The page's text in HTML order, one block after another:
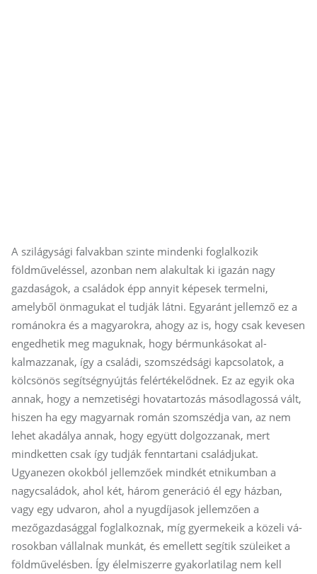
A szilágysági falvakban szinte mindenki foglalkozik
földműveléssel, azonban nem alakultak ki igazán nagy
gazdaságok, a családok épp annyit képesek termelni,
amelyből önmagukat el tudják látni. Egyaránt jellemző ez a
románokra és a magyarokra, ahogy az is, hogy csak kevesen
engedhetik meg maguknak, hogy bérmunkásokat al­
kalmazzanak, így a csa­ládi, szomszédsági kap­csolatok, a
kölcsönös segítségnyújtás felértékelődnek. Ez az egyik oka
annak, hogy a nemzetiségi hovatartozás másodlagossá vált,
hiszen ha egy magyarnak román szomszédja van, az nem
lehet akadálya annak, hogy együtt dolgozzanak, mert
mindketten csak így tudják fenntartani családjukat.
Ugyanezen okokból jellemzőek mindkét etnikumban a
nagycsaládok, ahol két, három generáció él egy házban,
vagy egy udvaron, ahol a nyugdíjasok jellemzően a
mezőgazdasággal foglalkoznak, míg gyer­mekeik a közeli vá­
rosokban vállalnak munkát, és emellett segítik szüleiket a
földművelésben. Így élelmiszerre gyakorlatilag nem kell